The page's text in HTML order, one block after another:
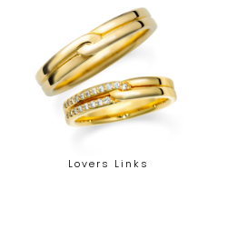
Lovers Links